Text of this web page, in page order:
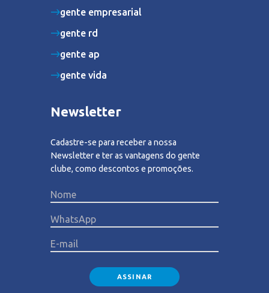
gente empresarial
gente rd
gente ap
gente vida
Newsletter
Cadastre-se para receber a nossa
Newsletter e ter as vantagens do gente
clube, como descontos e promoções.